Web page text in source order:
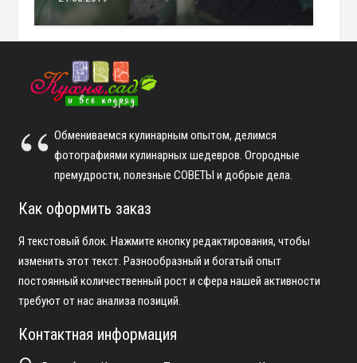
Обмениваемся кулинарным опытом, делимся
фотографиями кулинарных шедевров. Огородные
премудрости, полезные СОВЕТЫ и добрые дела.
Как оформить заказ
Я текстовый блок. Нажмите кнопку редактирования, чтобы
изменить этот текст. Разнообразный и богатый опыт
постоянный количественный рост и сфера нашей активности
требуют от нас анализа позиций.
Контактная информация